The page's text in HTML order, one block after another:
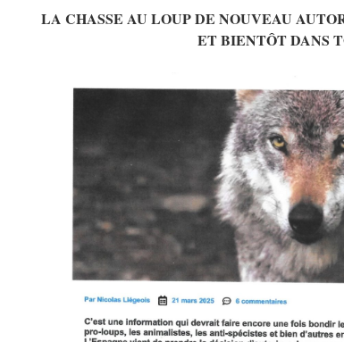
LA CHASSE AU LOUP DE NOUVEAU
ET BIENTÔT DANS